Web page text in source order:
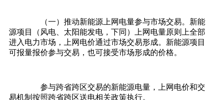
（一）推动新能源上网电量参与市场交易。新能
源项目（风电、太阳能发电，下同）上网电量原则上全部
进入电力市场，上网电价通过市场交易形成。新能源项目
可报量报价参与交易，也可接受市场形成的价格。
参与跨省跨区交易的新能源电量，上网电价和交
易机制按照跨省跨区送电相关政策执行。